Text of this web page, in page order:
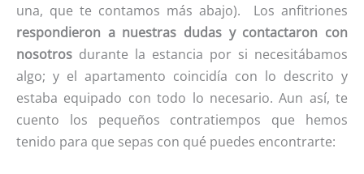
una, que te contamos más abajo).
Los anfitriones
respondieron a nuestras dudas y contactaron con
nosotros durante la estancia por si necesitábamos
algo; y el apartamento coincidía con lo descrito y
estaba equipado con todo lo necesario. Aun así, te
cuento los pequeños contratiempos que hemos
tenido para que sepas con qué puedes encontrarte: